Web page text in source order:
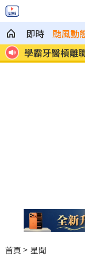
即時 颱風動
勝 俄羅斯蝗害肆
首頁 星聞